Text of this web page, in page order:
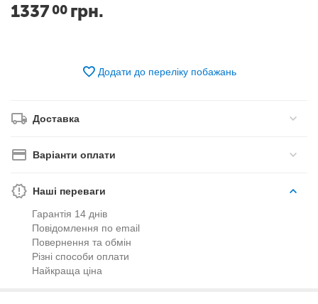
1337 00 грн.
Додати до переліку побажань
Доставка
Варіанти оплати
Наші переваги
Гарантія 14 днів
Повідомлення по email
Повернення та обмін
Різні способи оплати
Найкраща ціна